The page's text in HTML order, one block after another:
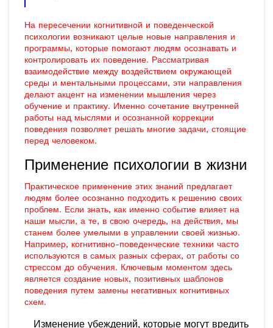
На пересечении когнитивной и поведенческой
психологии возникают целые новые направления и
программы, которые помогают людям осознавать и
контролировать их поведение. Рассматривая
взаимодействие между воздействием окружающей
среды и ментальными процессами, эти направления
делают акцент на изменении мышления через
обучение и практику. Именно сочетание внутренней
работы над мыслями и осознанной коррекции
поведения позволяет решать многие задачи, стоящие
перед человеком.
Применение психологии в жизни
Практическое применение этих знаний предлагает
людям более осознанно подходить к решению своих
проблем. Если знать, как именно событие влияет на
наши мысли, а те, в свою очередь, на действия, мы
станем более умелыми в управлении своей жизнью.
Например, когнитивно-поведенческие техники часто
используются в самых разных сферах, от работы со
стрессом до обучения. Ключевым моментом здесь
является создание новых, позитивных шаблонов
поведения путем замены негативных когнитивных
схем.
Изменение убеждений, которые могут вредить